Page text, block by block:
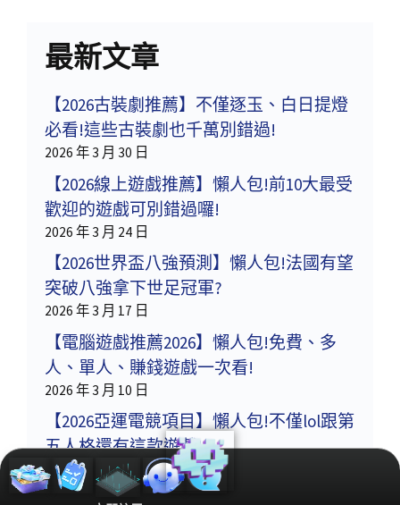
最新文章
【2026古裝劇推薦】不僅逐玉、白日提燈
必看!這些古裝劇也千萬別錯過!
2026 年 3 月 30 日
【2026線上遊戲推薦】懶人包!前10大最受
歡迎的遊戲可別錯過囉!
2026 年 3 月 24 日
【2026世界盃八強預測】懶人包!法國有望
突破八強拿下世足冠軍?
2026 年 3 月 17 日
【電腦遊戲推薦2026】懶人包!免費、多
人、單人、賺錢遊戲一次看!
2026 年 3 月 10 日
【2026亞運電競項目】懶人包!不僅lol跟第
五人格還有這款遊戲!
2026 年 3 月 3 日